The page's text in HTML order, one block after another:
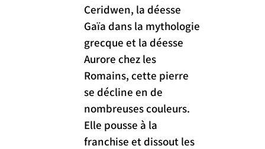
Ceridwen, la déesse
Gaïa dans la mythologie
grecque et la déesse
Aurore chez les
Romains, cette pierre
se décline en de
nombreuses couleurs.
Elle pousse à la
franchise et dissout les